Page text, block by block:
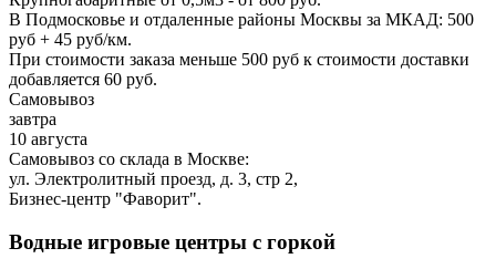
В Подмосковье и отдаленные районы Москвы за МКАД: 500
руб + 45 руб/км.
При стоимости заказа меньше 500 руб к стоимости доставки
добавляется 60 руб.
Самовывоз
завтра
10 августа
Самовывоз со склада в Москве:
ул. Электролитный проезд, д. 3, стр 2,
Бизнес-центр "Фаворит".
Водные игровые центры с горкой